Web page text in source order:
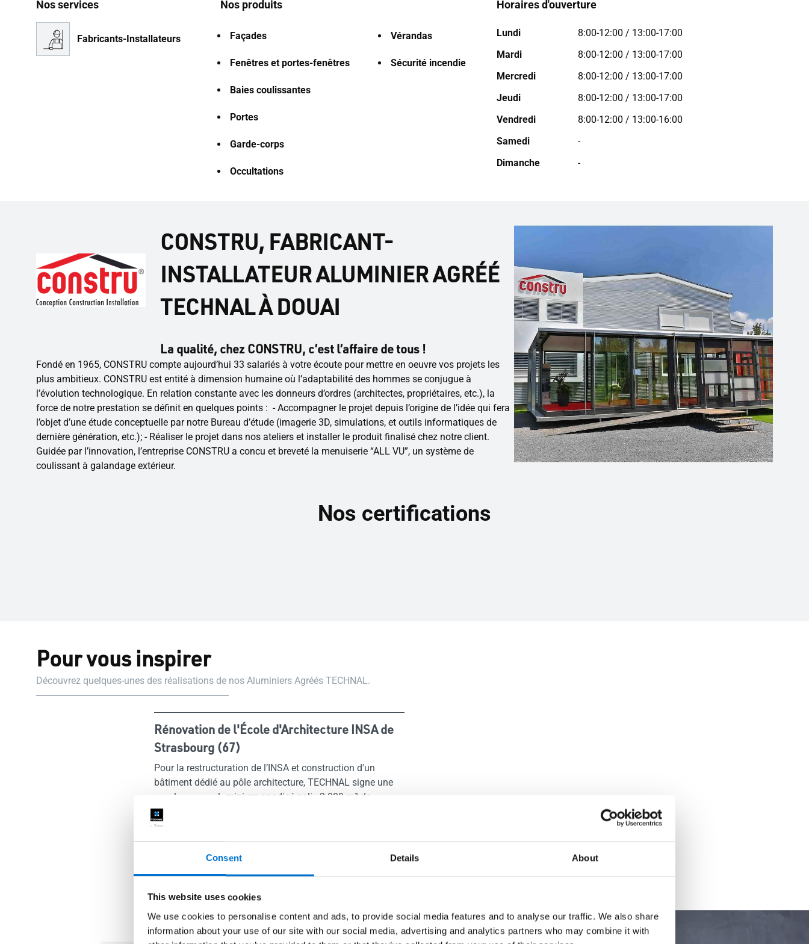
Consent Details About
This website uses cookies
We use cookies to personalise content and ads, to provide social media features and to analyse our traffic. We also share
information about your use of our site with our social media, advertising and analytics partners who may combine it with
Nos services
Fabricants-Installateurs
Nos produits
Façades
Fenêtres et portes-fenêtres
Baies coulissantes
Portes
Garde-corps
Occultations
Vérandas
Sécurité incendie
Horaires d'ouverture
Lundi
8:00-12:00 / 13:00-17:00
Mardi
8:00-12:00 / 13:00-17:00
Mercredi
8:00-12:00 / 13:00-17:00
Jeudi
8:00-12:00 / 13:00-17:00
Vendredi
8:00-12:00 / 13:00-16:00
Samedi
-
Dimanche
-
CONSTRU, FABRICANT-
INSTALLATEUR ALUMINIER AGRÉÉ
TECHNAL À DOUAI
La qualité, chez CONSTRU, c’est l’affaire de tous !
Fondé en 1965, CONSTRU compte aujourd’hui 33 salariés à votre écoute pour mettre en oeuvre vos projets les
plus ambitieux. CONSTRU est entité à dimension humaine où l’adaptabilité des hommes se conjugue à
l’évolution technologique. En relation constante avec les donneurs d’ordres (architectes, propriétaires, etc.), la
force de notre prestation se définit en quelques points : ​ - Accompagner le projet depuis l’origine de l’idée qui fera
l’objet d’une étude conceptuelle par notre Bureau d’étude (imagerie 3D, simulations, et outils informatiques de
dernière génération, etc.); - Réaliser le projet dans nos ateliers et installer le produit finalisé chez notre client.
Guidée par l’innovation, l’entreprise CONSTRU a concu et breveté la menuiserie “ALL VU”, un système de
coulissant à galandage extérieur.
Nos certifications
Pour vous inspirer
Découvrez quelques-unes des réalisations de nos Aluminiers Agréés TECHNAL.
Rénovation de l'École d'Architecture INSA de
Strasbourg (67)
Pour la restructuration de l’INSA et construction d'un
bâtiment dédié au pôle architecture, TECHNAL signe une
enveloppe en aluminium anodisé poli : 2 000 m² de
menuiseries SOLEAL et 200 m² de murs-rideaux GEODE
ouvrent généreusement les ateliers vers l’extérieur, dans un
esprit de frugalité élégante et structurée.